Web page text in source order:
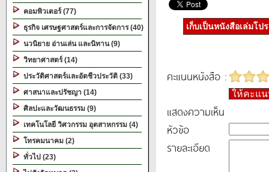
คอมพิวเตอร์ (77)
ธุรกิจ เศรษฐศาสตร์และการจัดการ (40)
นวนิยาย อ่านเล่น และนิทาน (9)
วิทยาศาสตร์ (14)
ประวัติศาสตร์และอัตชีวประวัติ (33)
ศาสนาและปรัชญา (14)
ศิลปะและวัฒนธรรม (9)
เทคโนโลยี วิศวกรรม อุตสาหกรรม (4)
โทรคมนาคม (2)
ทั่วไป (23)
เก็บเป็นหนังสือเล่มโป
คะแนนหนังสือ :
ให้คะแ
แสดงความเห็น
หัวข้อ
รายละเอียด